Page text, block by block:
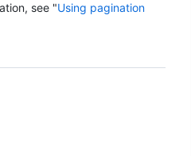
see "Using pagination